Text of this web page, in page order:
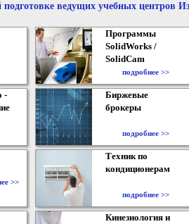
ведущих учебных центров
Программы
SolidWorks /
SolidCam
подробнее >>
-
Биржевые
брокеры
подробнее >>
>>
Техник по
кондиционерам
подробнее >>
Кинезиология и